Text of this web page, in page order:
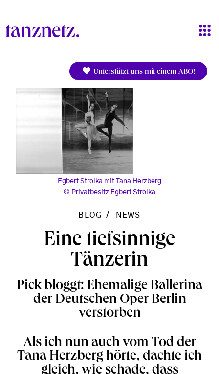
Unterstützt uns mit einem ABO!
Egbert Strolka mit Tana Herzberg
Privatbesitz Egbert Strolka
BLOG NEWS
Eine tiefsinnige
Tänzerin
Pick bloggt: Ehemalige Ballerina
der Deutschen Oper Berlin
verstorben
Als ich nun auch vom Tod der
Tana Herzberg hörte, dachte ich
gleich, wie schade, dass